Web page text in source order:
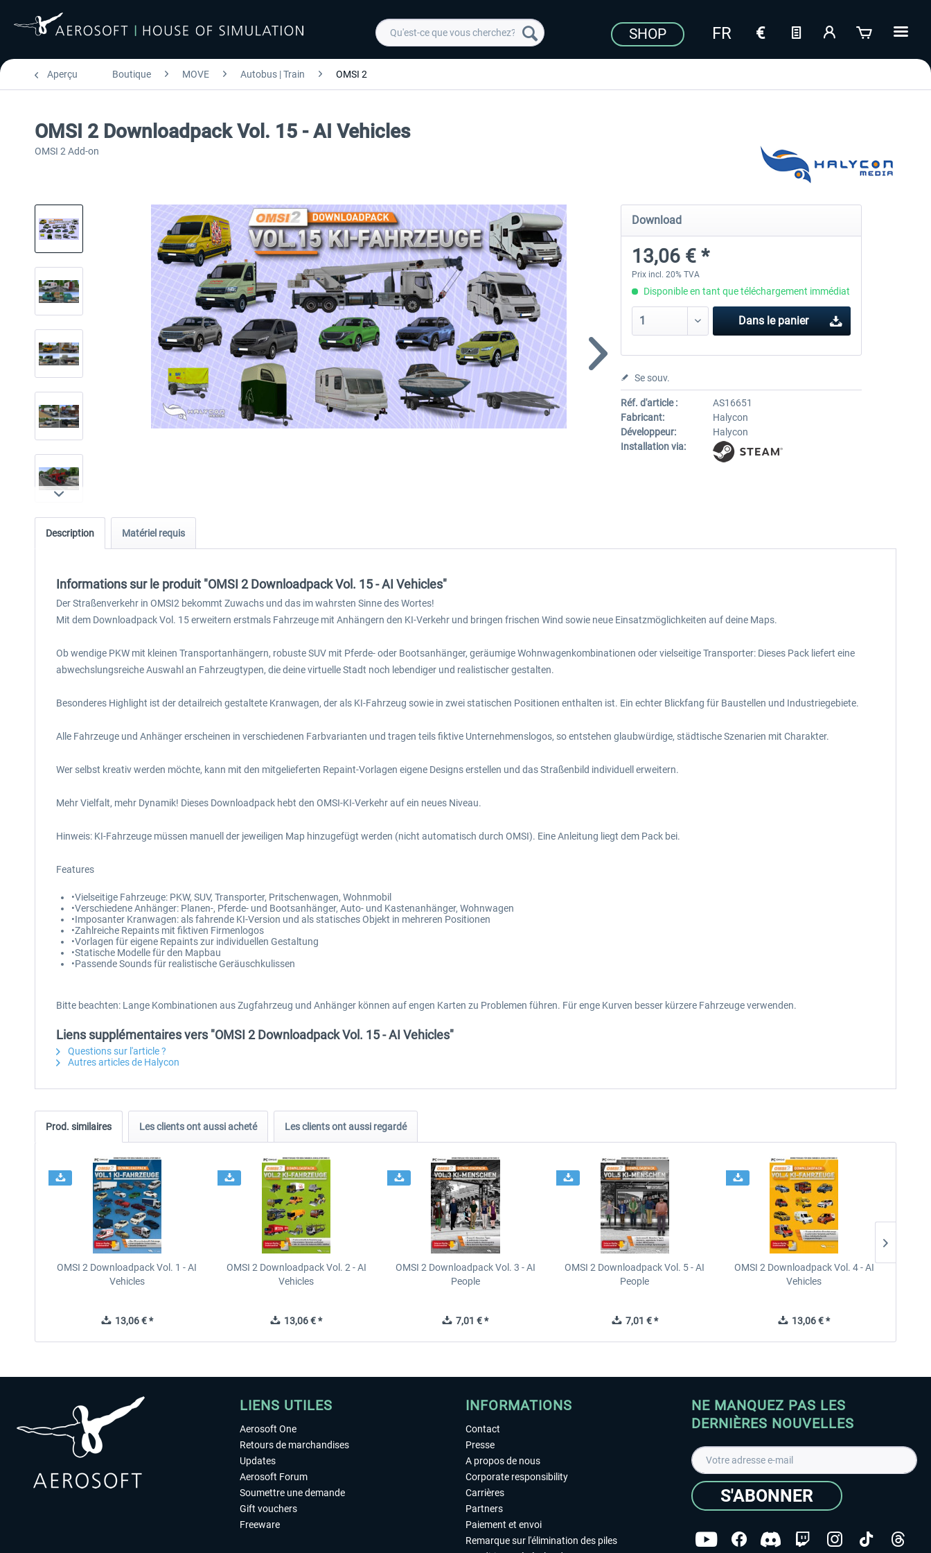
SHOP
Aperçu Boutique MOVE Autobus | Train OMSI 2
OMSI 2 Downloadpack Vol. 15 - AI Vehicles
OMSI 2 Add-on
Download
13,06 € *
Prix incl. 20% TVA
Disponible en tant que téléchargement immédiat
Dans le panier
Se souv.
Réf. d'article :
AS16651
Fabricant:
Halycon
Développeur:
Halycon
Installation via:
Description Matériel requis
Informations sur le produit "OMSI 2 Downloadpack Vol. 15 - AI Vehicles"
Der Straßenverkehr in OMSI2 bekommt Zuwachs und das im wahrsten Sinne des Wortes!
Mit dem Downloadpack Vol. 15 erweitern erstmals Fahrzeuge mit Anhängern den KI-Verkehr und bringen frischen Wind sowie neue Einsatzmöglichkeiten auf deine Maps.
Ob wendige PKW mit kleinen Transportanhängern, robuste SUV mit Pferde- oder Bootsanhänger, geräumige Wohnwagenkombinationen oder vielseitige Transporter: Dieses Pack liefert eine
abwechslungsreiche Auswahl an Fahrzeugtypen, die deine virtuelle Stadt noch lebendiger und realistischer gestalten.
Besonderes Highlight ist der detailreich gestaltete Kranwagen, der als KI-Fahrzeug sowie in zwei statischen Positionen enthalten ist. Ein echter Blickfang für Baustellen und Industriegebiete.
Alle Fahrzeuge und Anhänger erscheinen in verschiedenen Farbvarianten und tragen teils fiktive Unternehmenslogos, so entstehen glaubwürdige, städtische Szenarien mit Charakter.
Wer selbst kreativ werden möchte, kann mit den mitgelieferten Repaint-Vorlagen eigene Designs erstellen und das Straßenbild individuell erweitern.
Mehr Vielfalt, mehr Dynamik! Dieses Downloadpack hebt den OMSI-KI-Verkehr auf ein neues Niveau.
Hinweis: KI-Fahrzeuge müssen manuell der jeweiligen Map hinzugefügt werden (nicht automatisch durch OMSI). Eine Anleitung liegt dem Pack bei.
Features
•Vielseitige Fahrzeuge: PKW, SUV, Transporter, Pritschenwagen, Wohnmobil
•Verschiedene Anhänger: Planen-, Pferde- und Bootsanhänger, Auto- und Kastenanhänger, Wohnwagen
•Imposanter Kranwagen: als fahrende KI-Version und als statisches Objekt in mehreren Positionen
•Zahlreiche Repaints mit fiktiven Firmenlogos
•Vorlagen für eigene Repaints zur individuellen Gestaltung
•Statische Modelle für den Mapbau
•Passende Sounds für realistische Geräuschkulissen
Bitte beachten: Lange Kombinationen aus Zugfahrzeug und Anhänger können auf engen Karten zu Problemen führen. Für enge Kurven besser kürzere Fahrzeuge verwenden.
Liens supplémentaires vers "OMSI 2 Downloadpack Vol. 15 - AI Vehicles"
Questions sur l'article ?
Autres articles de Halycon
Prod. similaires Les clients ont aussi acheté Les clients ont aussi regardé
OMSI 2 Downloadpack Vol. 1 - AI
Vehicles
13,06 € *
OMSI 2 Downloadpack Vol. 2 - AI
Vehicles
13,06 € *
OMSI 2 Downloadpack Vol. 3 - AI
People
7,01 € *
OMSI 2 Downloadpack Vol. 5 - AI
People
7,01 € *
OMSI 2 Downloadpack Vol. 4 - AI
Vehicles
13,06 € *
LIENS UTILES
Aerosoft One
Retours de marchandises
Updates
Aerosoft Forum
Soumettre une demande
Gift vouchers
Freeware
INFORMATIONS
Contact
Presse
A propos de nous
Corporate responsibility
Carrières
Partners
Paiement et envoi
Remarque sur l'élimination des piles
NE MANQUEZ PAS LES
DERNIÈRES NOUVELLES
S'ABONNER